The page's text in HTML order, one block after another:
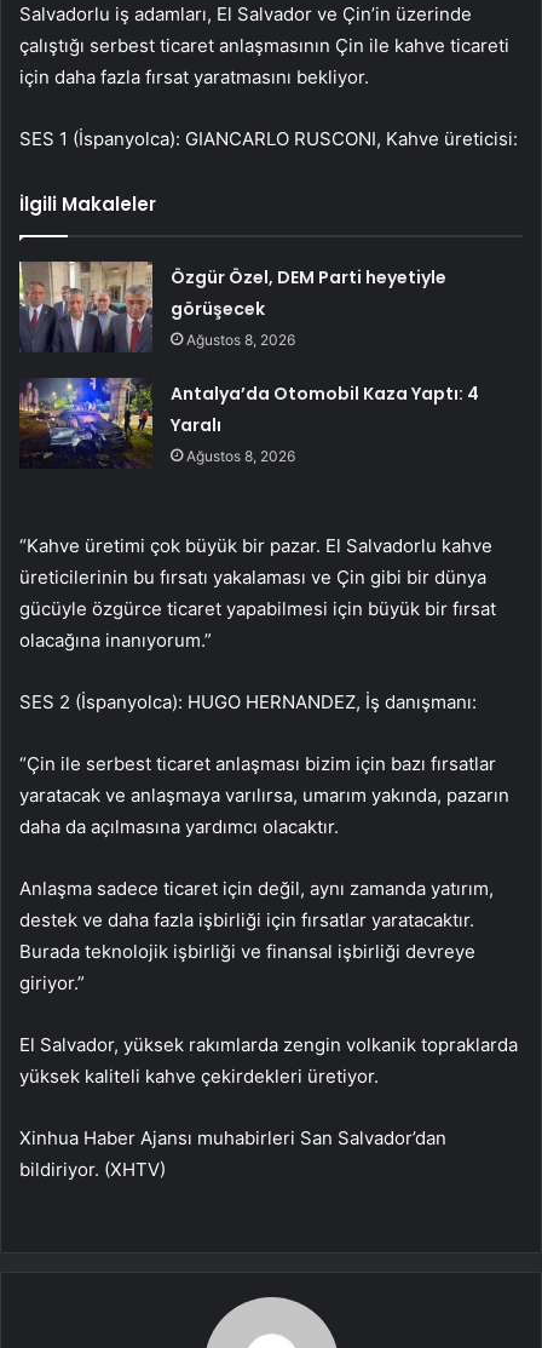
Salvadorlu iş adamları, El Salvador ve Çin’in üzerinde
çalıştığı serbest ticaret anlaşmasının Çin ile kahve ticareti
için daha fazla fırsat yaratmasını bekliyor.
SES 1 (İspanyolca): GIANCARLO RUSCONI, Kahve üreticisi:
İlgili Makaleler
Özgür Özel, DEM Parti heyetiyle
görüşecek
Ağustos 8, 2026
Antalya’da Otomobil Kaza Yaptı: 4
Yaralı
Ağustos 8, 2026
“Kahve üretimi çok büyük bir pazar. El Salvadorlu kahve
üreticilerinin bu fırsatı yakalaması ve Çin gibi bir dünya
gücüyle özgürce ticaret yapabilmesi için büyük bir fırsat
olacağına inanıyorum.”
SES 2 (İspanyolca): HUGO HERNANDEZ, İş danışmanı:
“Çin ile serbest ticaret anlaşması bizim için bazı fırsatlar
yaratacak ve anlaşmaya varılırsa, umarım yakında, pazarın
daha da açılmasına yardımcı olacaktır.
Anlaşma sadece ticaret için değil, aynı zamanda yatırım,
destek ve daha fazla işbirliği için fırsatlar yaratacaktır.
Burada teknolojik işbirliği ve finansal işbirliği devreye
giriyor.”
El Salvador, yüksek rakımlarda zengin volkanik topraklarda
yüksek kaliteli kahve çekirdekleri üretiyor.
Xinhua Haber Ajansı muhabirleri San Salvador’dan
bildiriyor. (XHTV)